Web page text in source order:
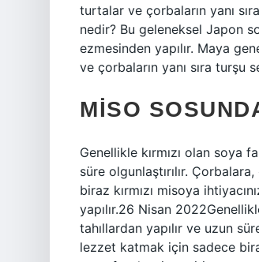
turtalar ve çorbaların yanı
nedir? Bu geleneksel Japon
ezmesinden yapılır. Maya
ve çorbaların yanı sıra turşu
MISO
Genellikle kırmızı olan soya
süre olgunlaştırılır.
biraz kırmızı misoya
yapılır.26 Nisan
tahıllardan yapılır ve uzun
lezzet katmak için sadece